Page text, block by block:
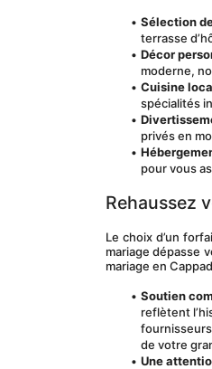
Sélection
terrasse
Décor
moderne,
Cuisine
spécialités
privés en
pour vous
Rehaussez
Le choix d’un
mariage dépasse
mariage en
Soutien
reflètent
de votre
Une